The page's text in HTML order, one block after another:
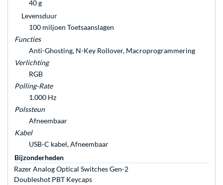
40 g
Levensduur
100 miljoen Toetsaanslagen
Functies
Anti-Ghosting, N-Key Rollover, Macroprogrammering
Verlichting
RGB
Polling-Rate
1.000 Hz
Polssteun
Afneembaar
Kabel
USB-C kabel, Afneembaar
Bijzonderheden
Razer Analog Optical Switches Gen-2
Doubleshot PBT Keycaps